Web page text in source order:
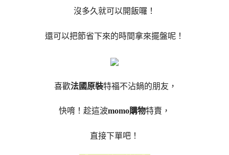
沒多久就可以開飯囉！
還可以把節省下來的時間拿來擺盤呢！
喜歡法國原裝特福不沾鍋的朋友，
快唷！趁這波momo購物特賣，
直接下單吧！